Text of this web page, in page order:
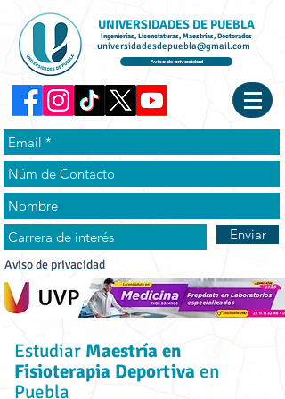
UNIVERSIDADES DE PUEBLA
Ingenierías, Licenciaturas, Maestrías, Doctorados
universidadesdepuebla@gmail.com
Aviso de privacidad
Enviar
Aviso de privacidad
Estudiar Maestría en
Fisioterapia Deportiva en
Puebla